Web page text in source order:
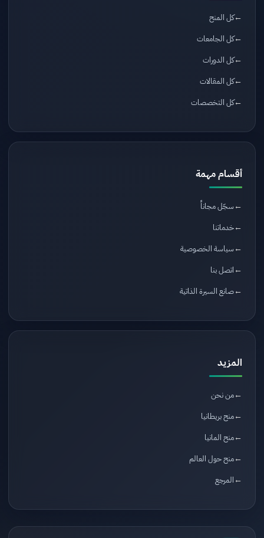
كل المنح
كل الجامعات
كل الدورات
كل المقالات
كل التخصصات
أقسام مهمة
سجّل مجاناً
خدماتنا
سياسة الخصوصية
اتصل بنا
صانع السيرة الذاتية
المزيد
من نحن
منح بريطانيا
منح المانيا
منح حول العالم
المرجع